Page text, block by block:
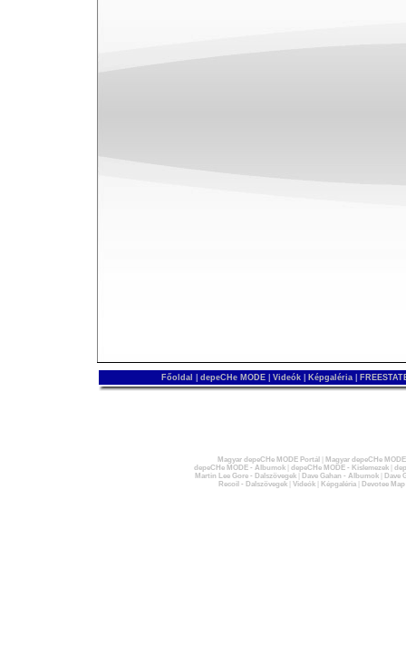
Főoldal depeCHe MODE Videók Képgaléria
Magyar depeCHe MODE Portál
Magyar depeCHe
depeCHe MODE - Albumok| depeCHe MODE - Kislemezek|
Martin Lee Gore - Dalszövegek| Dave Gahan - Albumok|
Dave
Recoil - Dalszövegek| Videók| Képgaléria| Devotee Map